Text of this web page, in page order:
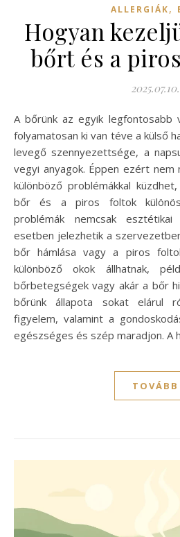
ALLERGIÁK,
Hogyan
bőrt és a
2025.07.10.
A bőrünk az egyik legfontosabb védelmi vonalunk, amely
folyamatosan ki van téve a külső
levegő szennyezettsége, a
vegyi anyagok. Éppen ezért nem
különböző problémákkal
bőr és a piros foltok
problémák nemcsak
esetben jelezhetik a
bőr hámlása vagy a piros
különböző okok állhatnak,
bőrbetegségek vagy akár a bőr
bőrünk állapota sokat elárul
figyelem, valamint a
egészséges és szép maradjon. A
TOVÁBB